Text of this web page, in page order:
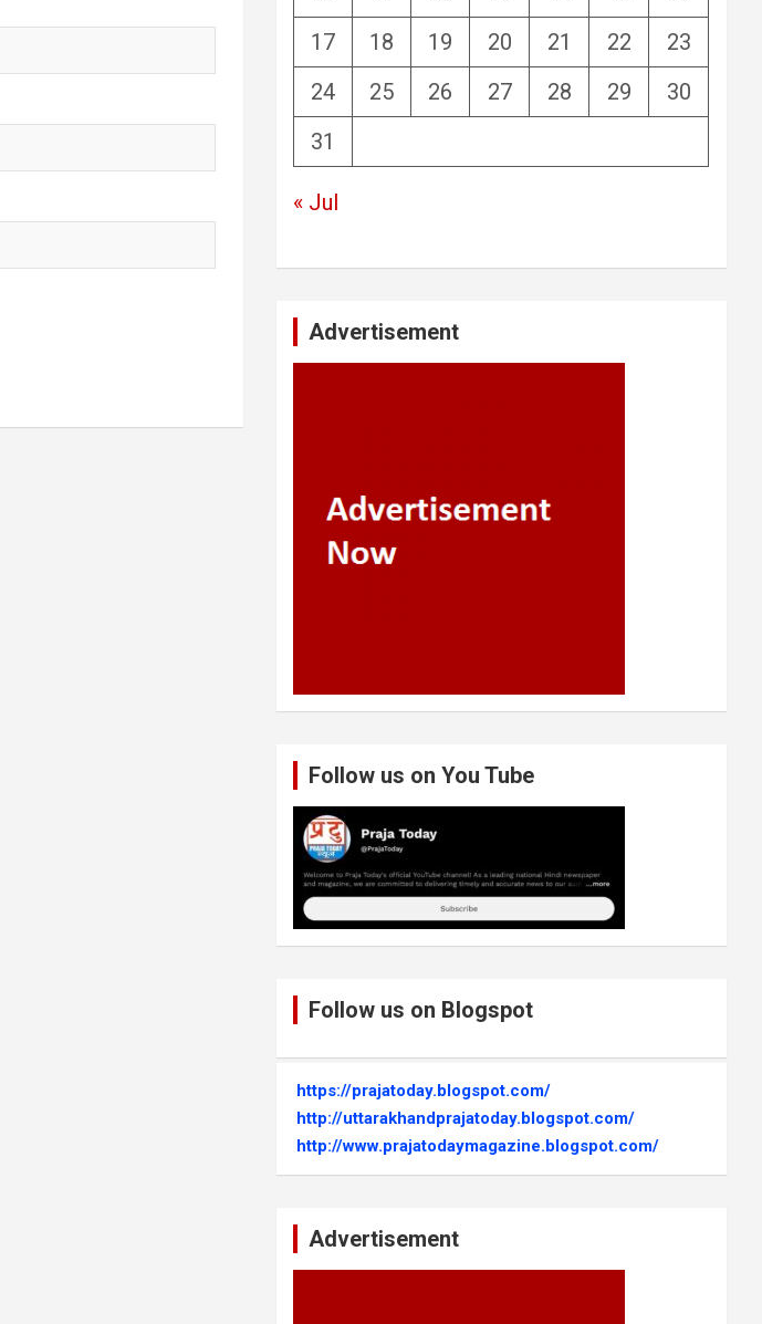
17
18 19 20 21 22
23
24
25 26 27 28 29
30
31
« Jul
Advertisement
Follow us on You Tube
Follow us on Blogspot
https://prajatoday.blogspot.com/
http://uttarakhandprajatoday.blogspot.com/
http://www.prajatodaymagazine.blogspot.com/
Advertisement